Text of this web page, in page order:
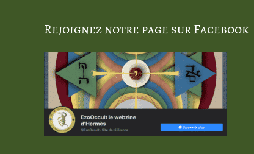
Rejoignez notre page sur Facebook